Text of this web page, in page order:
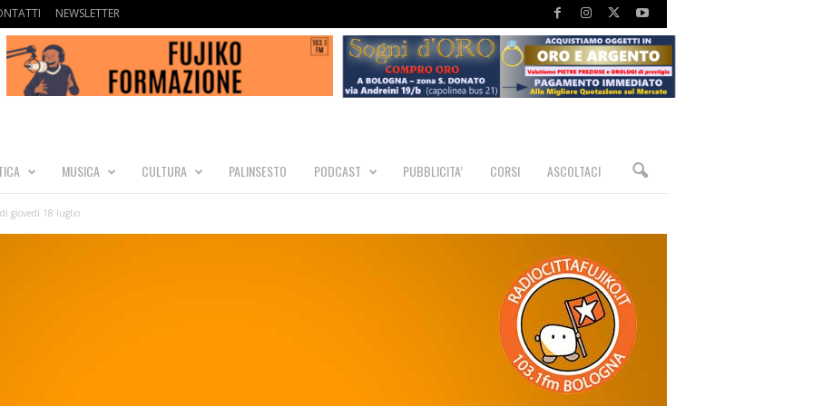
NEWSLETTER
MUSICA CULTURA PALINSESTO PODCAST PUBBLICITA’ CORSI ASCOLTACI
giovedì 18 luglio